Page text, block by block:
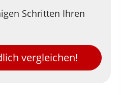
Schritten Ihren
vergleichen!